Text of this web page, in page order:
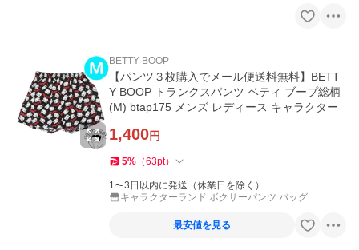
BETTY BOOP
【パンツ３枚購入でメール便送料無料】BETT
Y BOOP トランクスパンツ ベティ ブープ総柄
(M) btap175 メンズ レディース キャラクター
1,400円
5% （63pt）
1〜3日以内に発送（休業日を除く）
キャラクターランド ボクサーパンツ バッグ
最安値を見る